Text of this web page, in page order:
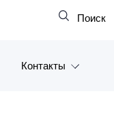
Поиск
Контакты